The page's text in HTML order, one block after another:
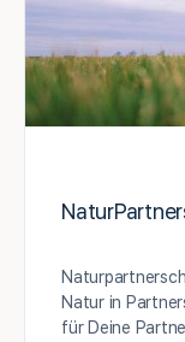
Natur in
für Deine